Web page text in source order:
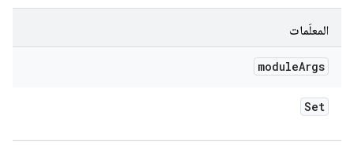
المعلَمات
moduleArgs
Set